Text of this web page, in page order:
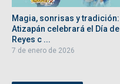
Magia, sonrisas y tradición:
Atizapán celebrará el Día de
Reyes c ...
7 de enero de 2026